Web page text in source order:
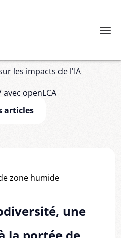
les impacts de l'IA
avec openLCA
articles
une